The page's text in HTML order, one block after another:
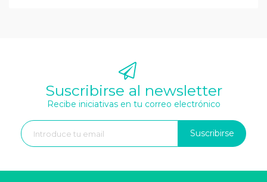
Suscribirse al newsletter
Recibe iniciativas en tu correo electrónico
Suscribirse